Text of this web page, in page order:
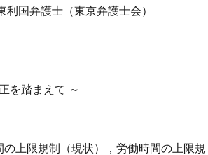
国弁護士（東京弁護士会）
を踏まえて ～
上限規制（現状），労働時間の上限規